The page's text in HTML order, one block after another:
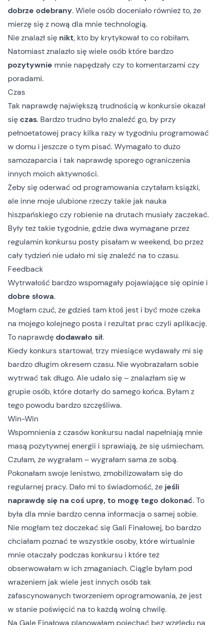
dobrze odebrany. Wiele osób doceniało również to, że
mierzę się z nową dla mnie technologią.
Nie znalazł się nikt, kto by krytykował to co robiłam.
Natomiast znalazło się wiele osób które bardzo
pozytywnie mnie napędzały czy to komentarzami czy
poradami.
Czas
Tak naprawdę największą trudnością w konkursie okazał
sięczas. Bardzo trudno było znaleźć go, by przy
pełnoetatowej pracy kilka razy w tygodniu programować
w domu i jeszcze o tym pisać. Wymagało to dużo
samozaparcia i tak naprawdę sporego ograniczenia
innych moich aktywności.
Żeby się oderwać od programowania czytałam książki,
ale inne moje ulubione rzeczy takie jak nauka
hiszpańskiego czy robienie na drutach musiały zaczekać.
Były też takie tygodnie, gdzie dwa wymagane przez
regulamin konkursu posty pisałam w weekend, bo przez
cały tydzień nie udało mi się znaleźć na to czasu.
Feedback
Wytrwałość bardzo wspomagały pojawiające się opinie i
dobre słowa.
Mogłam czuć, że gdzieś tam ktoś jest i być może czeka
na mojego kolejnego posta i rezultat prac czyli aplikację.
To naprawdędodawało sił.
Kiedy konkurs startował, trzy miesiące wydawały mi się
bardzo długim okresem czasu. Nie wyobrażałam sobie
wytrwać tak długo. Ale udało się – znalazłam się w
grupie osób, które dotarły do samego końca. Byłam z
tego powodu bardzo szczęśliwa.
Win-Win
Wspomnienia z czasów konkursu nadal napełniają mnie
masą pozytywnej energii i sprawiają, że się uśmiecham.
Czułam, że wygrałam – wygrałam sama ze sobą.
Pokonałam swoje lenistwo, zmobilizowałam się do
regularnej pracy. Dało mi to świadomość, że jeśli
naprawdę się na coś uprę, to mogę tego dokonać. To
była dla mnie bardzo cenna informacja o samej sobie.
Nie mogłam też doczekać sięGali Finałowej, bo bardzo
chciałam poznać te wszystkie osoby, które wirtualnie
mnie otaczały podczas konkursu i które też
obserwowałam w ich zmaganiach. Ciągle byłam pod
wrażeniem jak wiele jest innych osób tak
zafascynowanych tworzeniem oprogramowania, że jest
w stanie poświęcić na to każdą wolną chwilę.
Na Galę Finałową planowałam pojechać bez względu na